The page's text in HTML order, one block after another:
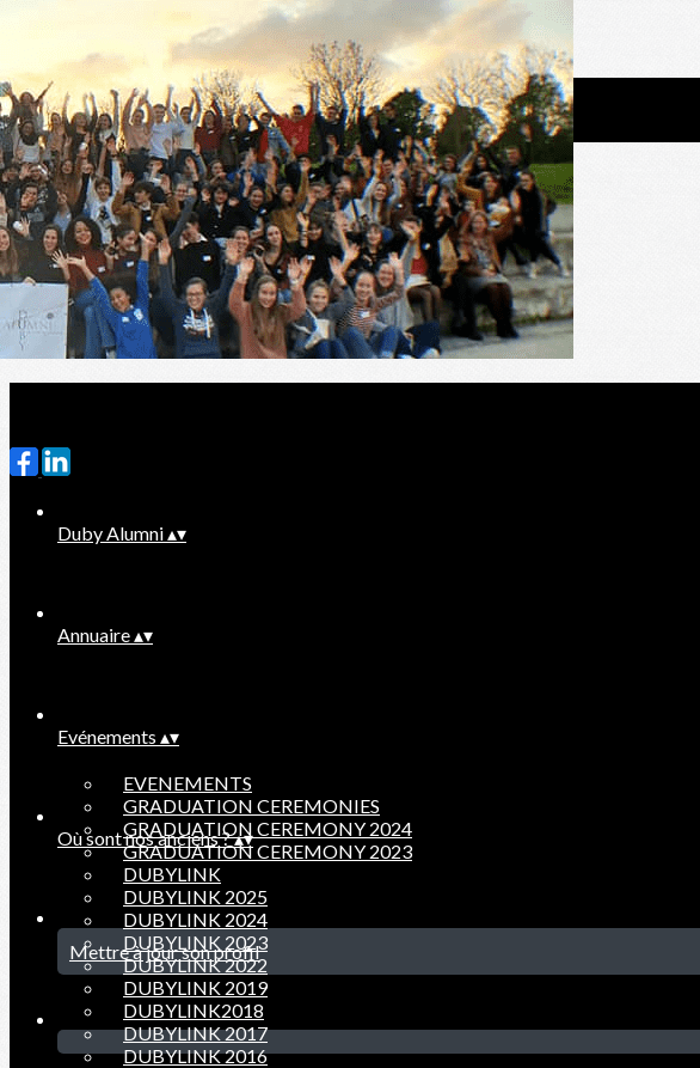
Exporter les lignes sélectionnées
Exporter toutes les colonnes
Exporter uniquement les colonnes affichées
Menu
?>
Images de la page d'accueil
Cliquez pour éditer
Duby Alumni▴▾
Annuaire▴▾
Evénements ▴▾
EVENEMENTS
GRADUATION CEREMONIES
GRADUATION CEREMONY 2024
GRADUATION CEREMONY 2023
DUBYLINK
DUBYLINK 2025
DUBYLINK 2024
DUBYLINK 2023
DUBYLINK 2022
DUBYLINK 2019
DUBYLINK2018
DUBYLINK 2017
DUBYLINK 2016
Où sont nos anciens ?▴▾
Mettre à jour son profil